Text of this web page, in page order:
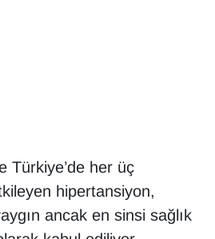
Türkiye’de her üç
hipertansiyon,
ancak en sinsi sağlık